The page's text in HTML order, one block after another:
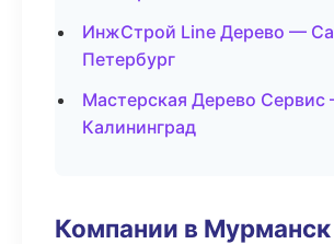
ИнжСтрой Line Дерево —
Петербург
Мастерская Дерево
Калининград
Компании в Мурманск